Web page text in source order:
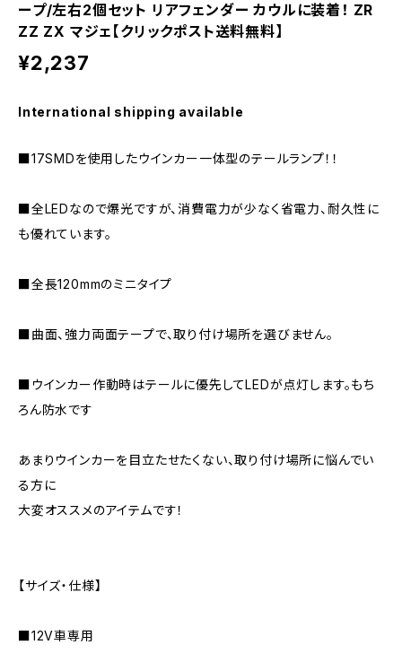
ープ/左右2個セット リアフェンダー カウルに装着！ ZR
ZZ ZX マジェ【クリックポスト送料無料】
¥2,237
International shipping available
■17SMDを使用したウインカー一体型のテールランプ！！
■全LEDなので爆光ですが、消費電力が少なく省電力、耐久性に
も優れています。
■全長120mmのミニタイプ
■曲面、強力両面テープで、取り付け場所を選びません。
■ウインカー作動時はテールに優先してLEDが点灯します。もち
ろん防水です
あまりウインカーを目立たせたくない、取り付け場所に悩んでい
る方に
大変オススメのアイテムです！
【サイズ・仕様】
■12V車専用